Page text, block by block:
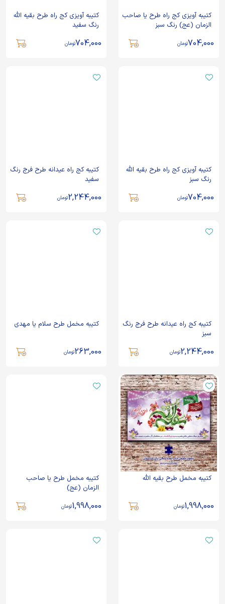
کتیبه آویزی کج راه طرح یا صاحب
الزمان (عج) رنگ سبز
704,000تومان
کتیبه آویزی کج راه طرح بقیه الله
رنگ سفید
704,000تومان
کتیبه آویزی کج راه طرح بقیه الله
رنگ سبز
704,000تومان
کتیبه کج راه عیدانه طرح فرج رنگ
سفید
2,244,000تومان
کتیبه کج راه عیدانه طرح فرج رنگ
سبز
2,244,000تومان
کتیبه مخمل طرح سلام یا مهدی
263,000تومان
کتیبه مخمل طرح بقیه الله
1,998,000تومان
کتیبه مخمل طرح یا صاحب
الزمان (عج)
1,998,000تومان